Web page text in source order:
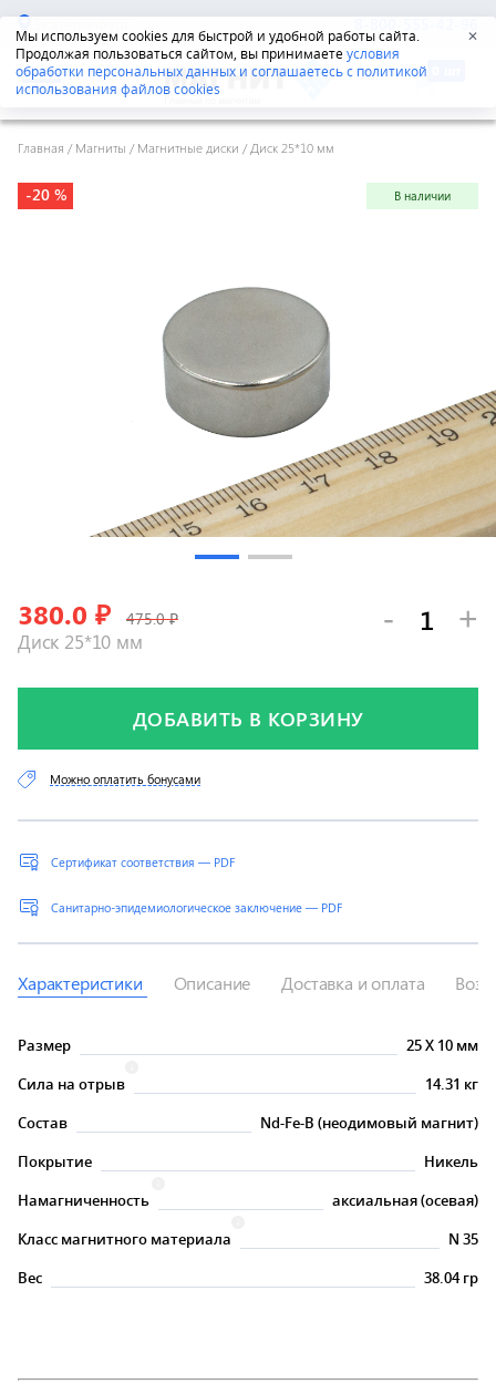
Мы используем cookies для быстрой и удобной работы сайта.
Продолжая пользоваться сайтом, вы принимаетеусловия
обработки персональных данных и соглашаетесь с политикой
использования файлов cookies
✕
Екатеринбург 8-800-555-42-96
Главная /Магниты /Магнитные диски /Диск 25*10 мм
-20 % В наличии
Диск 25*10 мм
380.0 ₽ 475.0 ₽ - +
ДОБАВИТЬ В КОРЗИНУ
Сертификат соответствия — PDF
Санитарно-эпидемиологическое заключение — PDF
Можно оплатить бонусами
Характеристики Описание Доставка и оплата
Размер 25X 10 мм
Сила на отрыв
14.31 кг
Состав
Nd-Fe-B (неодимовый магнит)
Покрытие
Никель
Намагниченность
аксиальная (осевая)
Класс магнитного материала
N 35
Вес
38.04 гр